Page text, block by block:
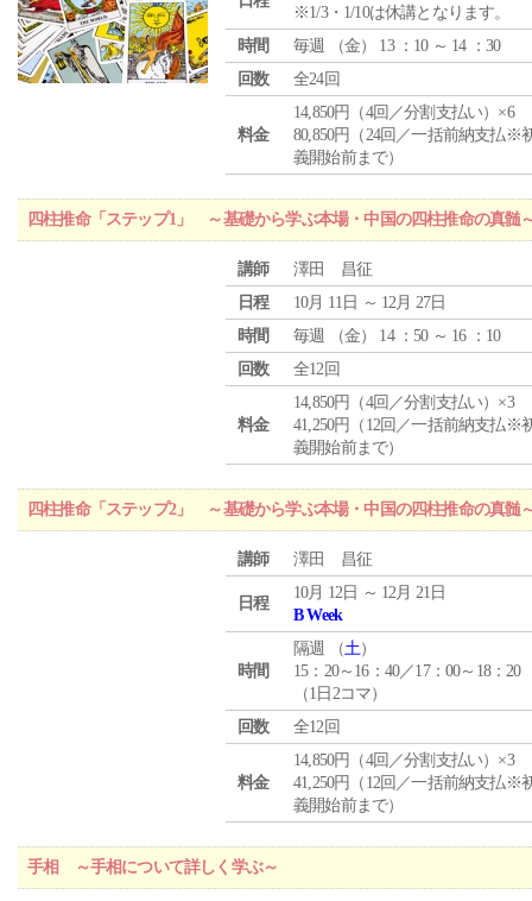
※1/3・1/10は休講となります。
時間
毎週 （金） 13 ：10 ～ 14 ：30
回数
全24回
料金
14,850円（4回／分割支払い）×6
80,850円（24回／一括前納支払※
義開始前まで）
四柱推命「ステップ1」 ～基礎から学ぶ本場・中国の四柱推命の真髄
講師
澤田 昌征
日程
10月 11日 ～ 12月 27日
時間
毎週 （金） 14 ：50 ～ 16 ：10
回数
全12回
料金
14,850円（4回／分割支払い）×3
41,250円（12回／一括前納支払※
義開始前まで）
四柱推命「ステップ2」 ～基礎から学ぶ本場・中国の四柱推命の真髄
講師 澤田 昌征
日程
10月 12日 ～ 12月 21日
B Week
時間
隔週 （土）
15：20～16：40／17：00～18：20
（1日2コマ）
回数
全12回
料金
14,850円（4回／分割支払い）×3
41,250円（12回／一括前納支払※
義開始前まで）
手相 ～手相について詳しく学ぶ～